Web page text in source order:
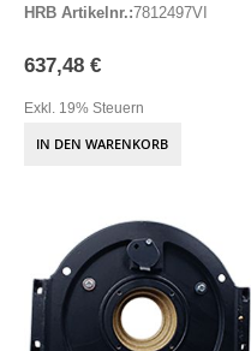
HRB Artikelnr.:7812497VI
637,48 €
Exkl. 19% Steuern
IN DEN WARENKORB